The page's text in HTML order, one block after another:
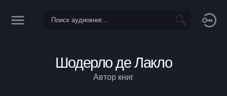
Шодерло де Лакло
Автор книг